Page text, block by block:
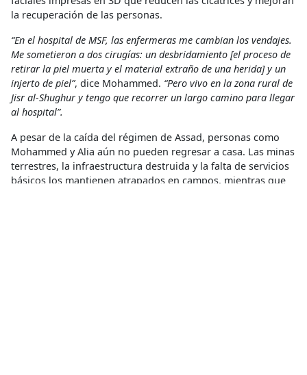
la recuperación de las personas.
“En el hospital de MSF, las enfermeras me cambian los vendajes.
Me sometieron a dos cirugías: un desbridamiento [el proceso de
retirar la piel muerta y el material extraño de una herida] y un
injerto de piel”, dice Mohammed. “Pero vivo en la zona rural de
Jisr al-Shughur y tengo que recorrer un largo camino para llegar
al hospital”.
A pesar de la caída del régimen de Assad, personas como
Mohammed y Alia aún no pueden regresar a casa. Las minas
terrestres, la infraestructura destruida y la falta de servicios
básicos los mantienen atrapados en campos, mientras que